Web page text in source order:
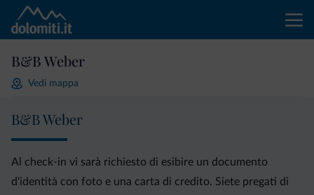
B&B Weber
Vedi mappa
B&B Weber
Al check-in vi sarà richiesto di esibire un documento
d'identità con foto e una carta di credito. Siete pregati di